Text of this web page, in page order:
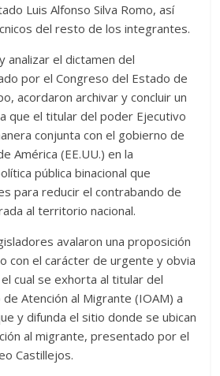
Luis Alfonso Silva Romo, así
del resto de los integrantes.
analizar el dictamen del
por el Congreso del Estado de
acordaron archivar y concluir un
que el titular del poder Ejecutivo
conjunta con el gobierno de
América (EE.UU.) en la
pública binacional que
para reducir el contrabando de
al territorio nacional.
avalaron una proposición
con el carácter de urgente y obvia
cual se exhorta al titular del
Atención al Migrante (IOAM) a
y difunda el sitio donde se ubican
al migrante, presentado por el
Castillejos.